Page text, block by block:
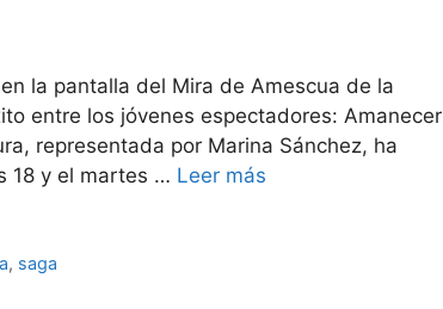
la pantalla del Mira de Amescua de la
entre los jóvenes espectadores: Amanecer
representada por Marina Sánchez, ha
18 y el martes … Leer más
, saga